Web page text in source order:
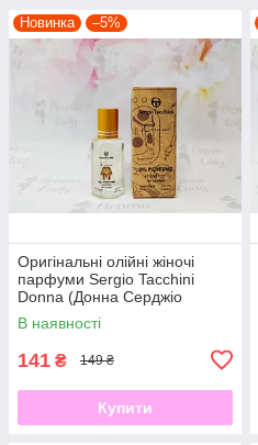
Новинка –5%
Оригінальні олійні жіночі
парфуми Sergio Tacchini
Donna (Донна Серджіо
Тачини) 12 мл
В наявності
141 ₴ 149 ₴
Купити